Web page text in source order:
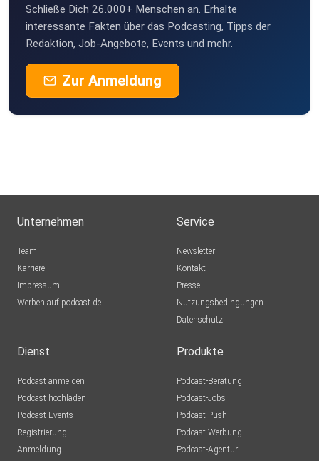
Schließe Dich 26.000+ Menschen an. Erhalte
interessante Fakten über das Podcasting, Tipps der
Redaktion, Job-Angebote, Events und mehr.
Zur Anmeldung
Unternehmen
Team
Karriere
Impressum
Werben auf podcast.de
Service
Newsletter
Kontakt
Presse
Nutzungsbedingungen
Datenschutz
Dienst
Podcast anmelden
Podcast hochladen
Podcast-Events
Registrierung
Anmeldung
Produkte
Podcast-Beratung
Podcast-Jobs
Podcast-Push
Podcast-Werbung
Podcast-Agentur